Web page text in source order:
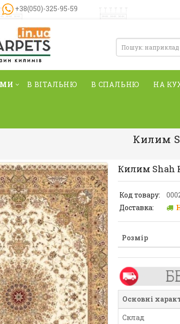
+38(050)-325-95-59
В ВІТАЛЬНЮ В СПАЛЬНЮ НА
Килим
Килим Shah
Код товару:
Доставка:
Розмір
Основні
Склад